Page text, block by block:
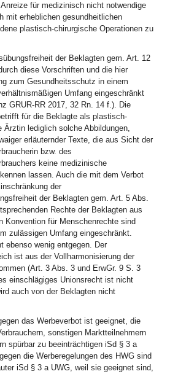
Anreize für medizinisch nicht notwendige
mit erheblichen gesundheitlichen
plastisch-chirurgische Operationen zu
der Beklagten gem. Art. 12
diese Vorschriften und die hier
zum Gesundheitsschutz in einem
Umfang eingeschränkt
GRUR-RR 2017, 32 Rn. 14 f.). Die
für die Beklagte als plastisch-
Ärztin lediglich solche Abbildungen,
erläuternder Texte, die aus Sicht der
bzw. des
keine medizinische
lassen. Auch die mit dem Verbot
der
der Beklagten gem. Art. 5 Abs.
Rechte der Beklagten aus
Konvention für Menschenrechte sind
zulässigen Umfang eingeschränkt.
ebenso wenig entgegen. Der
ist aus der Vollharmonisierung der
(Art. 3 Abs. 3 und ErwGr. 9 S. 3
einschlägiges Unionsrecht ist nicht
auch von der Beklagten nicht
das Werbeverbot ist geeignet, die
sonstigen Marktteilnehmern
spürbar zu beeinträchtigen iSd § 3 a
die Werberegelungen des HWG sind
iSd § 3 a UWG, weil sie geeignet sind,